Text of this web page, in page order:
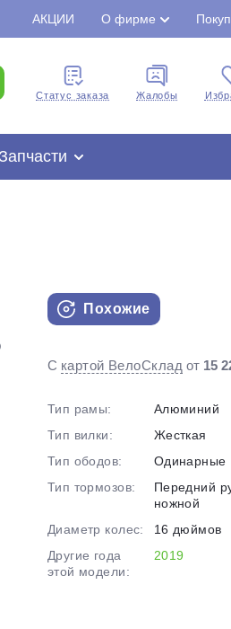
АКЦИИ О фирме
Cтатус заказа Жалобы
Запчасти
Похожие
С картой ВелоСклад от 15
Тип рамы:
Алюминий
Тип вилки:
Жесткая
Тип ободов:
Одинарные
Тип тормозов:
Передний
ножной
Диаметр колес:
16 дюймов
Другие года
этой модели:
2019